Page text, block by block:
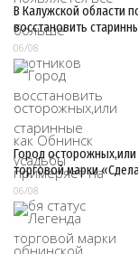
В Калужской области
восстановить
06/08
Город осторожных,или
торговой марки
06/08